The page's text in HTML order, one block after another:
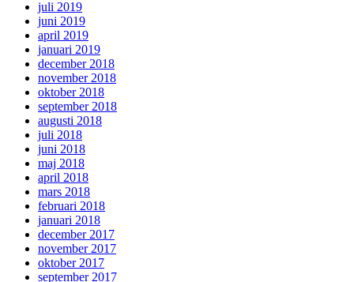
juli 2019
juni 2019
april 2019
januari 2019
december 2018
november 2018
oktober 2018
september 2018
augusti 2018
juli 2018
juni 2018
maj 2018
april 2018
mars 2018
februari 2018
januari 2018
december 2017
november 2017
oktober 2017
september 2017